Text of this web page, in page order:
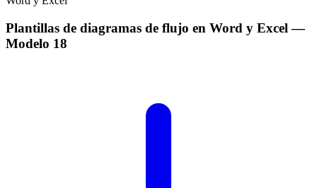
Plantillas de diagramas de flujo en Word y Excel —
Modelo 18